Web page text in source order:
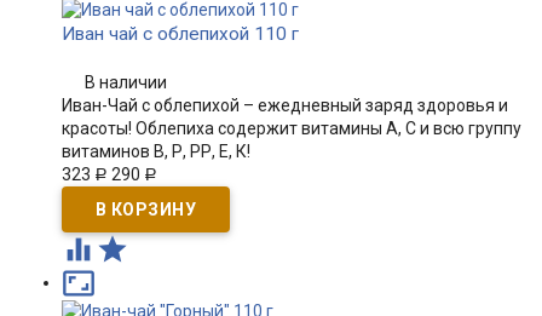
Иван чай с облепихой 110 г
В наличии
Иван-Чай с облепихой – ежедневный заряд здоровья и
красоты! Облепиха содержит витамины А, С и всю группу
витаминов В, Р, РР, Е, К!
323 Р 290 Р
 
